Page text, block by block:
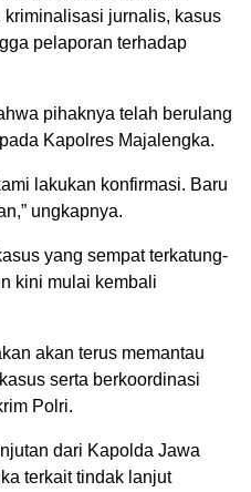
jurnalis, kasus
pelaporan terhadap
pihaknya telah berulang
Kapolres Majalengka.
lakukan konfirmasi. Baru
ungkapnya.
yang sempat terkatung-
kini mulai kembali
akan terus memantau
serta berkoordinasi
Polri.
dari Kapolda Jawa
terkait tindak lanjut